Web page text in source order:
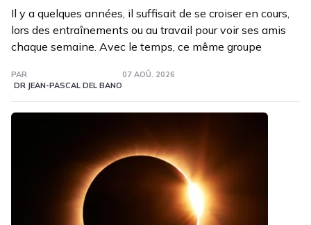
Il y a quelques années, il suffisait de se croiser en cours,
lors des entraînements ou au travail pour voir ses amis
chaque semaine. Avec le temps, ce même groupe
PAR
DR JEAN-PASCAL DEL BANO
07 AOÛ. 2026